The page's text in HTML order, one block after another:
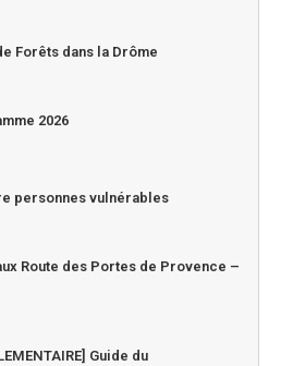
Forêts dans la Drôme
2026
personnes vulnérables
Route des Portes de Provence –
Guide du